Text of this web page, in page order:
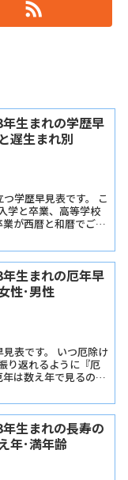
生まれの学歴早
遅生まれ別
学歴早見表です。 こ
学と卒業、高等学校
が西暦と和暦でご確
生まれの厄年早
性･男性
表です。 いつ厄除け
り返れるように『厄
は数え年で見るので
生まれの長寿の
年･満年齢